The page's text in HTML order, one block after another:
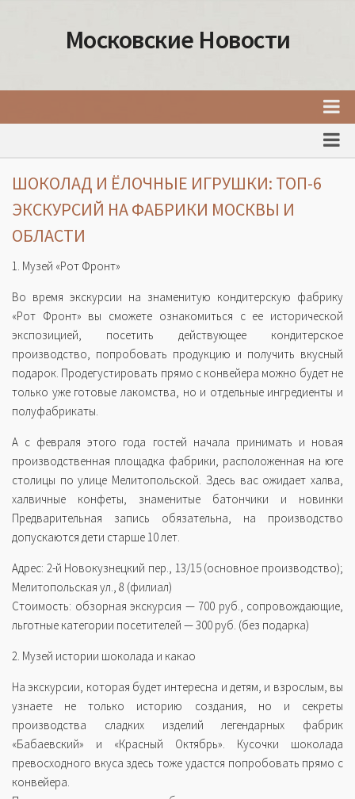
Московские Новости
События Москвы
Товары и услуги Москвы
ШОКОЛАД И ЁЛОЧНЫЕ ИГРУШКИ: ТОП-6
ЭКСКУРСИЙ НА ФАБРИКИ МОСКВЫ И
ОБЛАСТИ
1. Музей «Рот Фронт»
Во время экскурсии на знаменитую кондитерскую фабрику
«Рот Фронт» вы сможете ознакомиться с ее исторической
экспозицией, посетить действующее кондитерское
производство, попробовать продукцию и получить вкусный
подарок. Продегустировать прямо с конвейера можно будет не
только уже готовые лакомства, но и отдельные ингредиенты и
полуфабрикаты.
А с февраля этого года гостей начала принимать и новая
производственная площадка фабрики, расположенная на юге
столицы по улице Мелитопольской. Здесь вас ожидает халва,
халвичные конфеты, знаменитые батончики и новинки
Предварительная запись обязательна, на производство
допускаются дети старше 10 лет.
Адрес: 2-й Новокузнецкий пер., 13/15 (основное производство);
Мелитопольская ул., 8 (филиал)
Стоимость: обзорная экскурсия — 700 руб., сопровождающие,
льготные категории посетителей — 300 руб. (без подарка)
2. Музей истории шоколада и какао
На экскурсии, которая будет интересна и детям, и взрослым, вы
узнаете не только историю создания, но и секреты
производства сладких изделий легендарных фабрик
«Бабаевский» и «Красный Октябрь». Кусочки шоколада
превосходного вкуса здесь тоже удастся попробовать прямо с
конвейера.